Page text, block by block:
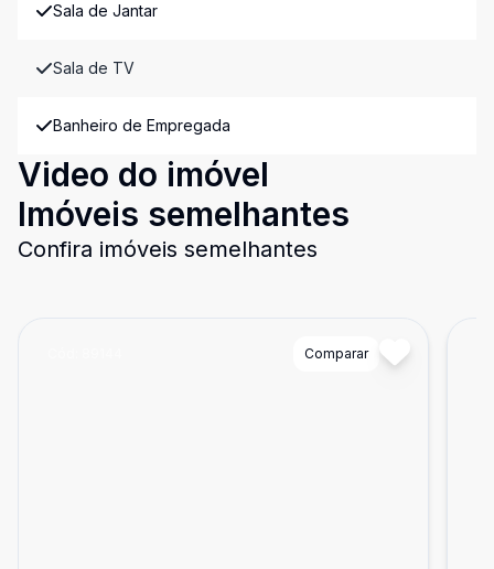
Sala de Jantar
Sala de TV
Banheiro de Empregada
Video do imóvel
Imóveis semelhantes
Confira imóveis semelhantes
Comparar